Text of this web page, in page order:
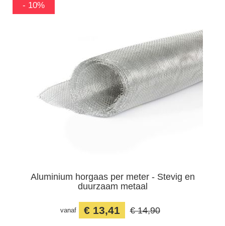
-10%
Aluminium horgaas per meter - Stevig en
duurzaam metaal
vanaf € 13,41
- 10%
€ 14,90